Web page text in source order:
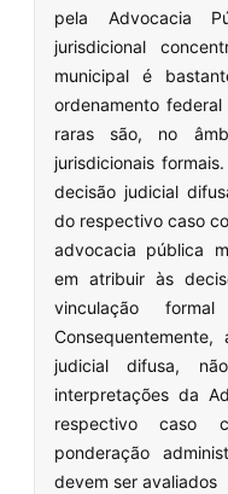
pela Advocacia
jurisdicional
municipal é
ordenamento
raras são, no
jurisdicionais
decisão judicial
do respectivo caso
advocacia pública
em atribuir às
vinculação
judicial difusa,
interpretações da
respectivo caso
ponderação
devem ser avaliados